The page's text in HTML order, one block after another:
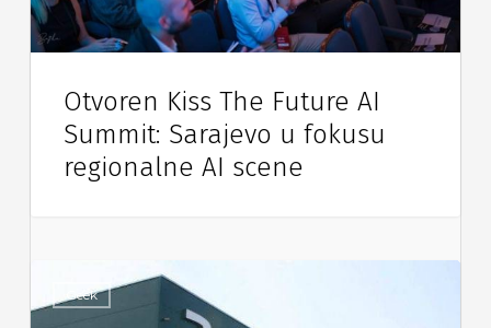
Otvoren Kiss The Future AI
Summit: Sarajevo u fokusu
regionalne AI scene
Geek